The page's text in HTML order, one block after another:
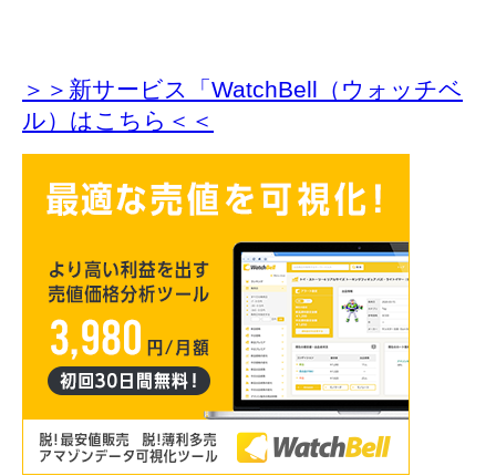
＞＞新サービス「WatchBell（ウォッチベ
ル）はこちら＜＜